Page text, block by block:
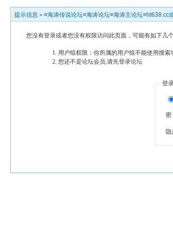
提示信息 » ≡海涛传说论坛≡海涛论坛≡海涛主论坛
您没有登录或者您没有权限访问此页面，可能有如下几
用户组权限：你所属的用户组不能使用搜索
您还不是论坛会员,请先登录论坛
登
隐